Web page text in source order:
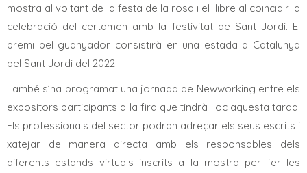
mostra al voltant de la festa de la rosa i el llibre al coincidir la
celebració del certamen amb la festivitat de Sant Jordi. El
premi pel guanyador consistirà en una estada a Catalunya
pel Sant Jordi del 2022.
També s’ha programat una jornada de Newworking entre els
expositors participants a la fira que tindrà lloc aquesta tarda.
Els professionals del sector podran adreçar els seus escrits i
xatejar de manera directa amb els responsables dels
diferents estands virtuals inscrits a la mostra per fer les